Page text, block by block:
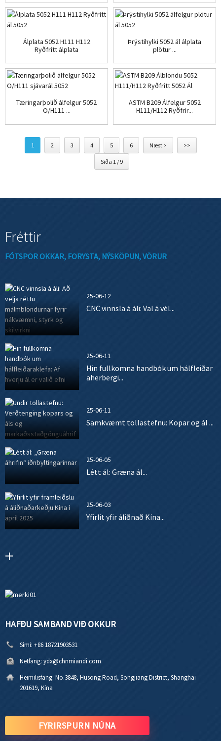
Álplata 5052 H111 H112
Ryðfrítt álplata
Þrýstihylki 5052 ál álplata
plötur ...
Tæringarþolið álfelgur 5052
O/H111 ...
ASTM B209 Álfelgur 5052
H111/H112 Ryðfrír...
1 2 3 4 5 6 Næst > >>
Síða 1 / 9
Fréttir
FÓTSPOR OKKAR, FORYSTA, NÝSKÖPUN, VÖRUR
25-06-12
CNC vinnsla á áli: Val á vél...
25-06-11
Hin fullkomna handbók um hálfleiðar
aherbergi...
25-06-11
Samkvæmt tollastefnu: Kopar og ál ...
25-06-05
Létt ál: Græna ál...
25-06-03
Yfirlit yfir áliðnað Kína...
HAFÐU SAMBAND VIÐ OKKUR
Sími: +86 18721903531
Netfang: ydx@chnmiandi.com
Heimilisfang: No.3848, Husong Road, Songjiang District, Shanghai
201619, Kína
FYRIRSPURN NÚNA